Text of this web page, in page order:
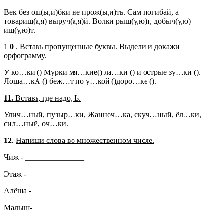
Век без ош(ы,и)бки не прож(ы,и)ть. Сам погибай, а
товарищ(а,я) выруч(а,я)й. Волки рыщ(у,ю)т, добыч(у,ю)
ищ(у,ю)т.
1 0 . Вставь пропущенные буквы. Выдели и докажи
орфограмму.
У ко…ки () Мурки мя…кие() ла…ки () и острые зу…ки ().
Лоша…кА () беж…т по у…кой ()доро…ке ().
11. Вставь, где надо, Ь.
Улич…ный, пузыр…ки, Жанноч…ка, скуч…ный, ёл…ки,
сил…ный, оч…ки.
12. Напиши слова во множественном числе.
Чиж - _______________
Этаж -_______________
Алёша - _____________
Малыш-_____________